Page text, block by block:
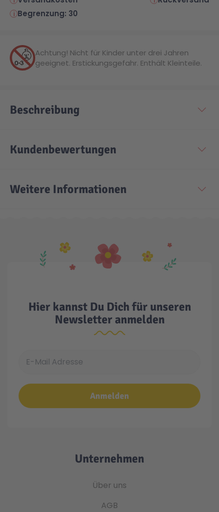
Begrenzung: 30
Achtung! Nicht für Kinder unter drei Jahren
geeignet. Erstickungsgefahr. Enthält Kleinteile.
Beschreibung
Kundenbewertungen
Weitere Informationen
Hier kannst Du Dich für unseren
Newsletter anmelden
Anmelden
Unternehmen
Über uns
AGB